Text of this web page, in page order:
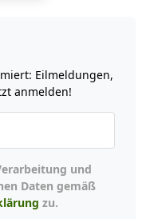
Eilmeldungen,
anmelden!
Daten gemäß
zu.